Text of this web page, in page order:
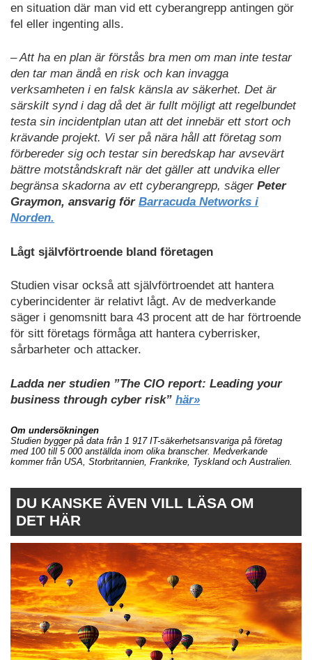
en situation där man vid ett cyberangrepp antingen gör
fel eller ingenting alls.
– Att ha en plan är förstås bra men om man inte testar
den tar man ändå en risk och kan invagga
verksamheten i en falsk känsla av säkerhet. Det är
särskilt synd i dag då det är fullt möjligt att regelbundet
testa sin incidentplan utan att det innebär ett stort och
krävande projekt. Vi ser på nära håll att företag som
förbereder sig och testar sin beredskap har avsevärt
bättre motståndskraft när det gäller att undvika eller
begränsa skadorna av ett cyberangrepp, säger Peter
Graymon, ansvarig för Barracuda Networks i
Norden.
Lågt självförtroende bland företagen
Studien visar också att självförtroendet att hantera
cyberincidenter är relativt lågt. Av de medverkande
säger i genomsnitt bara 43 procent att de har förtroende
för sitt företags förmåga att hantera cyberrisker,
sårbarheter och attacker.
Ladda ner studien ”The CIO report: Leading your
business through cyber risk” här»
Om undersökningen
Studien bygger på data från 1 917 IT-säkerhetsansvariga på företag
med 100 till 5 000 anställda inom olika branscher. Medverkande
kommer från USA, Storbritannien, Frankrike, Tyskland och Australien.
DU KANSKE ÄVEN VILL LÄSA OM
DET HÄR